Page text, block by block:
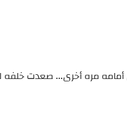
مره أخرى... صعدت خلفه